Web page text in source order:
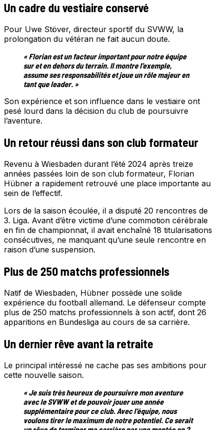
Un cadre du vestiaire conservé
Pour Uwe Stöver, directeur sportif du SVWW, la
prolongation du vétéran ne fait aucun doute.
« Florian est un facteur important pour notre équipe
sur et en dehors du terrain. Il montre l’exemple,
assume ses responsabilités et joue un rôle majeur en
tant que leader. »
Son expérience et son influence dans le vestiaire ont
pesé lourd dans la décision du club de poursuivre
l’aventure.
Un retour réussi dans son club formateur
Revenu à Wiesbaden durant l’été 2024 après treize
années passées loin de son club formateur, Florian
Hübner a rapidement retrouvé une place importante au
sein de l’effectif.
Lors de la saison écoulée, il a disputé 20 rencontres de
3. Liga. Avant d’être victime d’une commotion cérébrale
en fin de championnat, il avait enchaîné 18 titularisations
consécutives, ne manquant qu’une seule rencontre en
raison d’une suspension.
Plus de 250 matchs professionnels
Natif de Wiesbaden, Hübner possède une solide
expérience du football allemand. Le défenseur compte
plus de 250 matchs professionnels à son actif, dont 26
apparitions en Bundesliga au cours de sa carrière.
Un dernier rêve avant la retraite
Le principal intéressé ne cache pas ses ambitions pour
cette nouvelle saison.
« Je suis très heureux de poursuivre mon aventure
avec le SVWW et de pouvoir jouer une année
supplémentaire pour ce club. Avec l’équipe, nous
voulons tirer le maximum de notre potentiel. Ce serait